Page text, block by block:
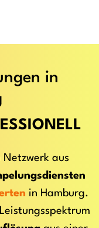
in
Netzwerk aus
in Hamburg.